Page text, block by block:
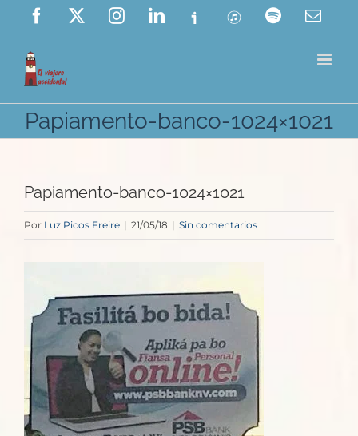
Saltar
contenido
Facebook InstagramLinkedIn
Ivoox ITunes Spotify
Papiamento-banco-1024×1021
Papiamento-banco-1024×1021
Por Luz Picos Freire | 21/05/18 | Sin comentarios